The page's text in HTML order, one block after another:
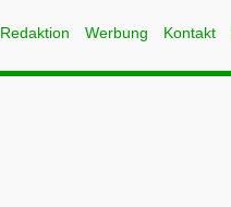
Redaktion Werbung Kontakt